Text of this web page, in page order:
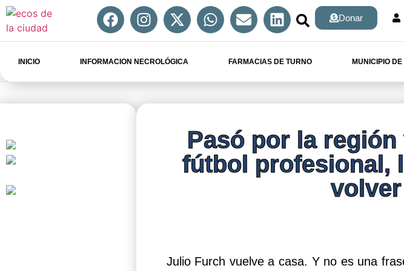
Donar
INICIO INFORMACION NECROLÓGICA FARMACIAS DE TURNO MUNICIPIO
Pasó por la
fútbol profesional,
Julio Furch vuelve a casa. Y no es una